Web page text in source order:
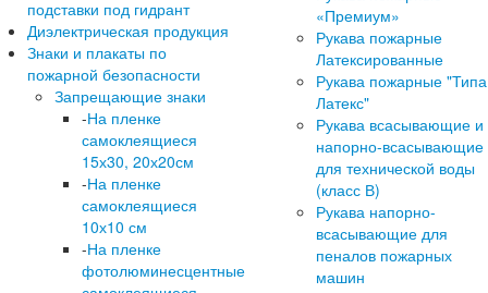
подставки под гидрант
Диэлектрическая продукция
Знаки и плакаты по
пожарной безопасности
Запрещающие знаки
-На пленке
самоклеящиеся
15х30, 20х20см
-На пленке
самоклеящиеся
10х10 см
-На пленке
фотолюминесцентные
«Премиум»
Рукава пожарные
Латексированные
Рукава пожарные "Типа
Латекс"
Рукава всасывающие и
напорно-всасывающие
для технической воды
(класс В)
Рукава напорно-
всасывающие для
пеналов пожарных
машин